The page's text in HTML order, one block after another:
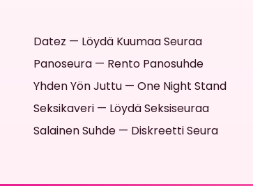
Datez — Löydä Kuumaa Seuraa
Panoseura — Rento Panosuhde
Yhden Yön Juttu — One Night Stand
Seksikaveri — Löydä Seksiseuraa
Salainen Suhde — Diskreetti Seura